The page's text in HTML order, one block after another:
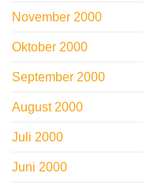
November 2000
Oktober 2000
September 2000
August 2000
Juli 2000
Juni 2000